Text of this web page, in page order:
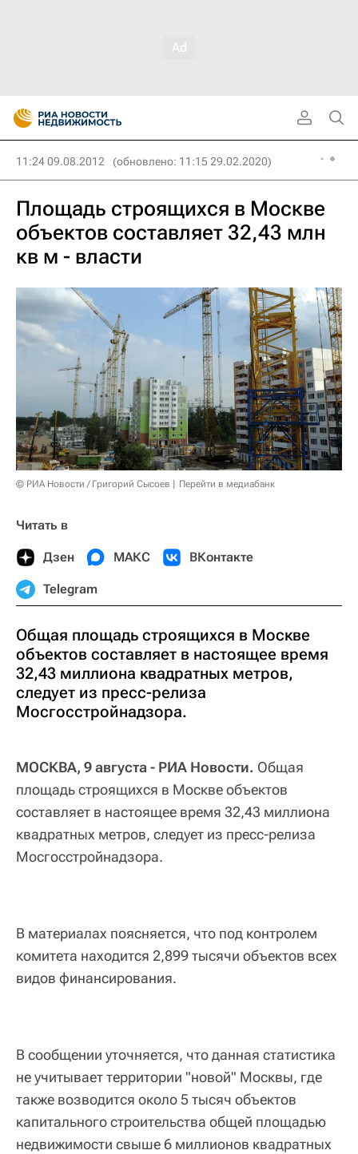
11:24 09.08.2012 (обновлено: 11:15 29.02.2020)
Площадь строящихся в Москве
объектов составляет 32,43 млн
кв м - власти
© РИА Новости / Григорий Сысоев Перейти в медиабанк
Читать в
Дзен МАКС ВКонтакте
Telegram
Общая площадь строящихся в Москве
объектов составляет в настоящее время
32,43 миллиона квадратных метров,
следует из пресс-релиза
Мосгосстройнадзора.
МОСКВА, 9 августа - РИА Новости. Общая
площадь строящихся в Москве объектов
составляет в настоящее время 32,43 миллиона
квадратных метров, следует из пресс-релиза
Мосгосстройнадзора.
В материалах поясняется, что под контролем
комитета находится 2,899 тысячи объектов всех
видов финансирования.
В сообщении уточняется, что данная статистика
не учитывает территории "новой" Москвы, где
также возводится около 5 тысяч объектов
капитального строительства общей площадью
недвижимости свыше 6 миллионов квадратных